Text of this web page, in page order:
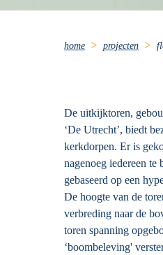
home projecten
De uitkijktoren,
‘De Utrecht’, biedt
kerkdorpen. Er is
nagenoeg iedereen
gebaseerd op een
De hoogte van de
verbreding naar de
toren spanning
‘boombeleving'